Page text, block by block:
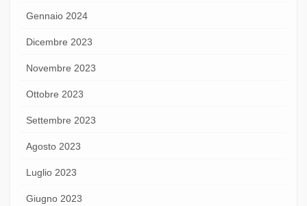
Gennaio 2024
Dicembre 2023
Novembre 2023
Ottobre 2023
Settembre 2023
Agosto 2023
Luglio 2023
Giugno 2023